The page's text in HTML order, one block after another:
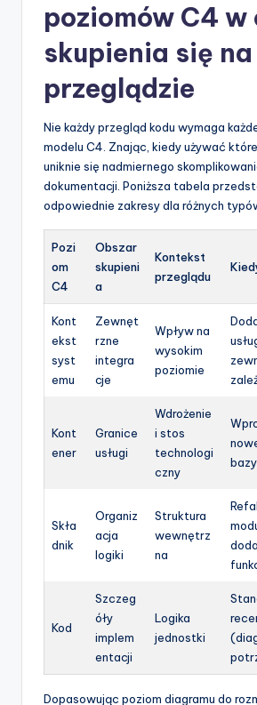
poziomów C4 w
skupienia się na
przeglądzie
Nie każdy przegląd kodu wymaga
modelu C4. Znając, kiedy używać
uniknie się nadmiernego
dokumentacji. Poniższa tabela
odpowiednie zakresy dla różnych
Pozi
om
C4
Obszar
skupieni
a
Kontekst
przeglądu
Kont
ekst
syst
emu
Zewnęt
rzne
integra
cje
Wpływ na
wysokim
poziomie
Kont
ener
Granice
usługi
Wdrożenie
i stos
technologi
czny
Skła
dnik
Organiz
acja
logiki
Struktura
wewnętrz
na
Kod
Szczeg
óły
implem
entacji
Logika
jednostki
Dopasowując poziom diagramu do